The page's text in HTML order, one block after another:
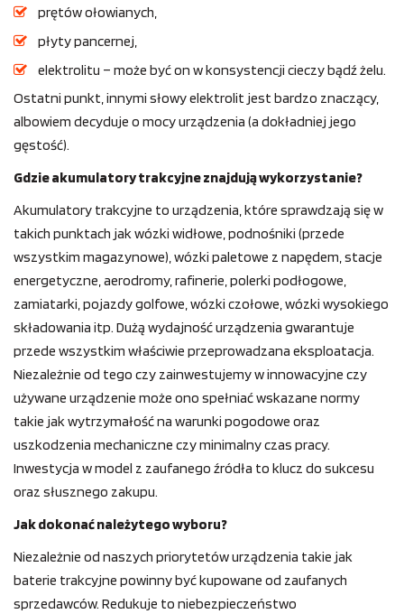
prętów ołowianych,
płyty pancernej,
elektrolitu – może być on w konsystencji cieczy bądź żelu.
Ostatni punkt, innymi słowy elektrolit jest bardzo znaczący,
albowiem decyduje o mocy urządzenia (a dokładniej jego
gęstość).
Gdzie akumulatory trakcyjne znajdują wykorzystanie?
Akumulatory trakcyjne to urządzenia, które sprawdzają się w
takich punktach jak wózki widłowe, podnośniki (przede
wszystkim magazynowe), wózki paletowe z napędem, stacje
energetyczne, aerodromy, rafinerie, polerki podłogowe,
zamiatarki, pojazdy golfowe, wózki czołowe, wózki wysokiego
składowania itp. Dużą wydajność urządzenia gwarantuje
przede wszystkim właściwie przeprowadzana eksploatacja.
Niezależnie od tego czy zainwestujemy w innowacyjne czy
używane urządzenie może ono spełniać wskazane normy
takie jak wytrzymałość na warunki pogodowe oraz
uszkodzenia mechaniczne czy minimalny czas pracy.
Inwestycja w model z zaufanego źródła to klucz do sukcesu
oraz słusznego zakupu.
Jak dokonać należytego wyboru?
Niezależnie od naszych priorytetów urządzenia takie jak
baterie trakcyjne powinny być kupowane od zaufanych
sprzedawców. Redukuje to niebezpieczeństwo